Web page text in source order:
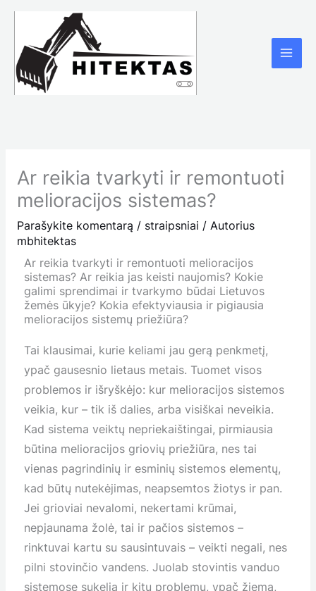
Pereiti
turinio
Ar reikia tvarkyti ir remontuoti
melioracijos sistemas?
Parašykite komentarą / straipsniai / Autorius
mbhitektas
Ar reikia tvarkyti ir remontuoti melioracijos
sistemas? Ar reikia jas keisti naujomis? Kokie
galimi sprendimai ir tvarkymo būdai Lietuvos
žemės ūkyje? Kokia efektyviausia ir pigiausia
melioracijos sistemų priežiūra?
Tai klausimai, kurie keliami jau gerą penkmetį,
ypač gausesnio lietaus metais. Tuomet visos
problemos ir išryškėjo: kur melioracijos sistemos
veikia, kur – tik iš dalies, arba visiškai neveikia.
Kad sistema veiktų nepriekaištingai, pirmiausia
būtina melioracijos griovių priežiūra, nes tai
vienas pagrindinių ir esminių sistemos elementų,
kad būtų nutekėjimas, neapsemtos žiotys ir pan.
Jei grioviai nevalomi, nekertami krūmai,
nepjaunama žolė, tai ir pačios sistemos –
rinktuvai kartu su sausintuvais – veikti negali, nes
pilni stovinčio vandens. Juolab stovintis vanduo
sistemose sukelia ir kitų problemų, ypač žiemą,